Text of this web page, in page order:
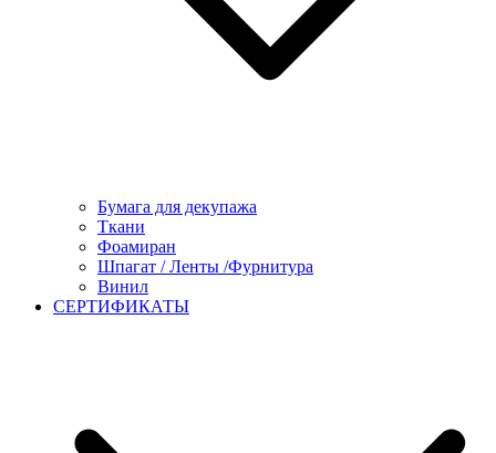
Бумага для декупажа
Ткани
Фоамиран
Шпагат / Ленты /Фурнитура
Винил
СЕРТИФИКАТЫ